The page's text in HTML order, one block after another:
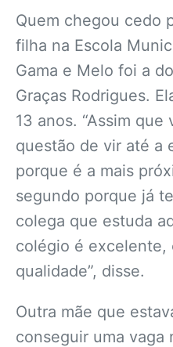
Quem chegou cedo
filha na Escola
Gama e Melo foi a
Graças Rodrigues.
13 anos. “Assim
questão de vir até a
porque é a mais
segundo porque já
colega que estuda
colégio é excelente,
qualidade”, disse.
Outra mãe que
conseguir uma vaga